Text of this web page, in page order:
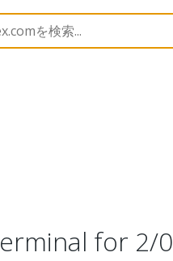
and Spade Terminals
for 2/0